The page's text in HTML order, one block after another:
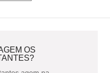
OS